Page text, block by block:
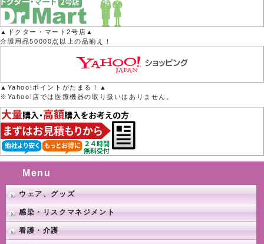
▲ドクター・マート2号店▲
介護用品50000点以上の品揃え！
▲Yahoo!ポイントがたまる！▲
※Yahoo!店では医療機器の取り扱いはありません。
Menu
ウェア、グッズ
感染・リスクマネジメント
看護・介護